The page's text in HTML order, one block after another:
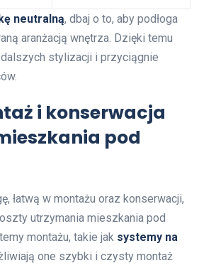
neutralną, dbaj o to, aby podłoga
aranżacją wnętrza. Dzięki temu
stylizacji i przyciągnie
i konserwacja
pod
łatwą w montażu oraz konserwacji,
utrzymania mieszkania pod
montażu, takie jak systemy na
one szybki i czysty montaż